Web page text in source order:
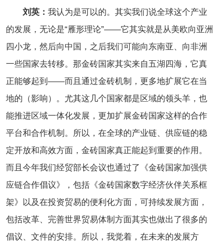
刘英： 我认为是可以的。其实我们说全球这个产业
的发展，无论是“雁形理论”——它其实就是从美欧向亚洲
四小龙，然后向中国，之后我们可能向东南亚、向非洲
一些国家去转移。那金砖国家其实来自五湖四海，它真
正能够起到——而且通过金砖机制，更多地扩展它在当
地的（影响）。尤其这几个国家都是区域的领头羊，也
能推进区域一体化发展，更加扩展金砖国家这样的合作
平台和合作机制。所以，在全球的产业链、供应链的稳
定开放和高效方面，金砖国家真正能起到重要的作用。
而且今年我们经贸部长会议也通过了《金砖国家加强供
应链合作倡议》，包括《金砖国家数字经济伙伴关系框
架》
以及在投资贸易的便利化方面，可持续发展方面，
包括改革、完善世界贸易体制方面其实也做出了很多的
倡议、文件的安排。所以，我觉着，在未来的发展方